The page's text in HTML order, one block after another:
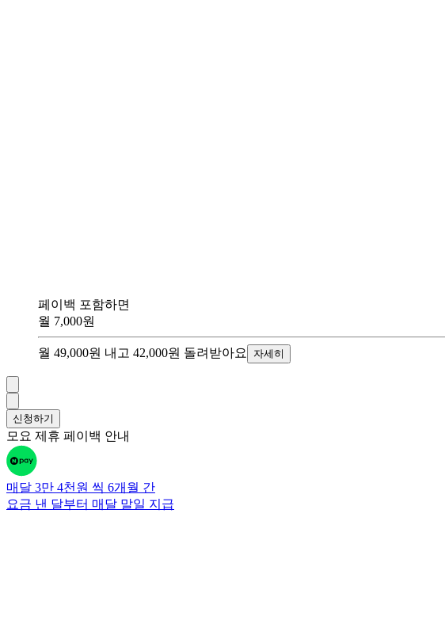
페이백 포함하면
월 7,000원
월 49,000원 내고 42,000원 돌려받아요 자세히
신청하기
모요 제휴 페이백 안내
매달 3만 4천원 씩 6개월 간
요금 낸 달부터 매달 말일 지급